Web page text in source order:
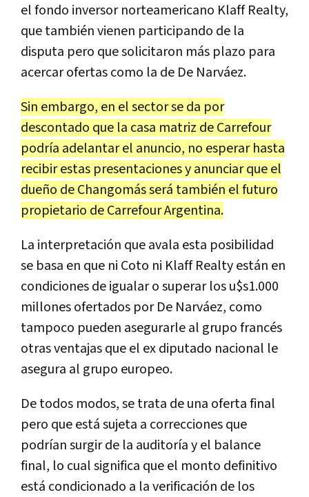
el fondo inversor norteamericano Klaff Realty,
que también vienen participando de la
disputa pero que solicitaron más plazo para
acercar ofertas como la de De Narváez.
Sin embargo, en el sector se da por
descontado que la casa matriz de Carrefour
podría adelantar el anuncio, no esperar hasta
recibir estas presentaciones y anunciar que el
dueño de Changomás será también el futuro
propietario de Carrefour Argentina.
La interpretación que avala esta posibilidad
se basa en que ni Coto ni Klaff Realty están en
condiciones de igualar o superar los u$s1.000
millones ofertados por De Narváez, como
tampoco pueden asegurarle al grupo francés
otras ventajas que el ex diputado nacional le
asegura al grupo europeo.
De todos modos, se trata de una oferta final
pero que está sujeta a correcciones que
podrían surgir de la auditoría y el balance
final, lo cual significa que el monto definitivo
está condicionado a la verificación de los